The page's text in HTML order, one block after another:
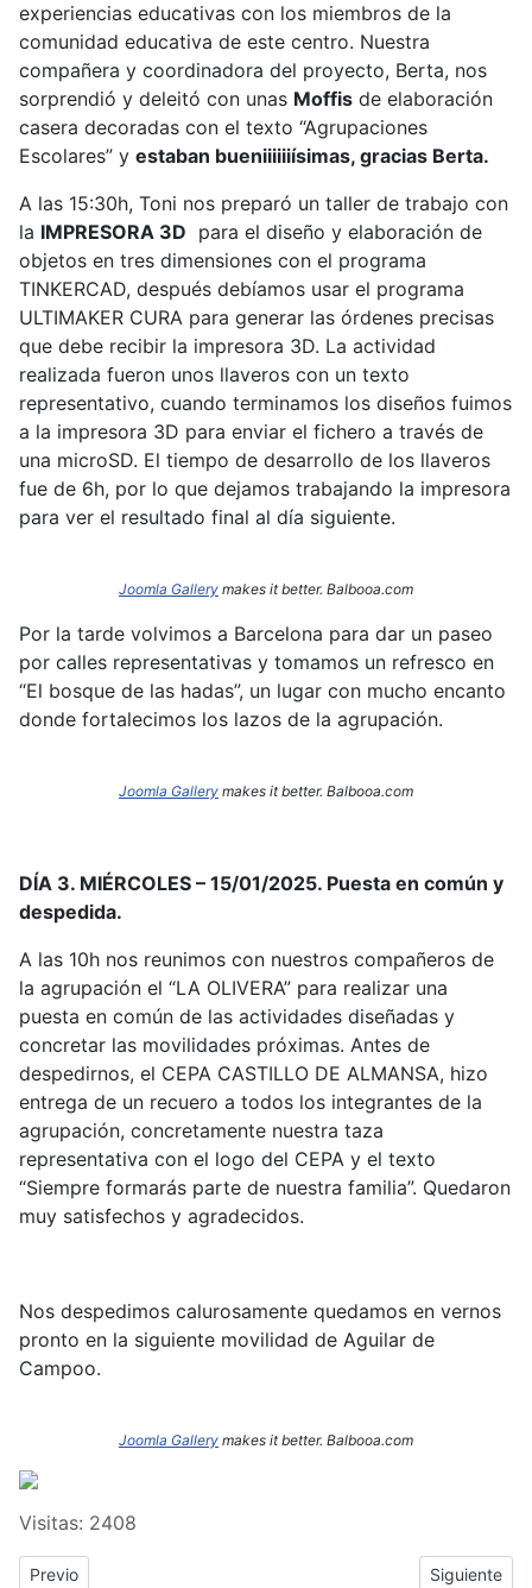
experiencias educativas con los miembros de la
comunidad educativa de este centro. Nuestra
compañera y coordinadora del proyecto, Berta, nos
sorprendió y deleitó con unas Moffis de elaboración
casera decoradas con el texto “Agrupaciones
Escolares” y estaban bueniiiiiiísimas, gracias Berta.
A las 15:30h, Toni nos preparó un taller de trabajo con
la IMPRESORA 3D para el diseño y elaboración de
objetos en tres dimensiones con el programa
TINKERCAD, después debíamos usar el programa
ULTIMAKER CURA para generar las órdenes precisas
que debe recibir la impresora 3D. La actividad
realizada fueron unos llaveros con un texto
representativo, cuando terminamos los diseños fuimos
a la impresora 3D para enviar el fichero a través de
una microSD. El tiempo de desarrollo de los llaveros
fue de 6h, por lo que dejamos trabajando la impresora
para ver el resultado final al día siguiente.
Joomla Gallery makes it better. Balbooa.com
Por la tarde volvimos a Barcelona para dar un paseo
por calles representativas y tomamos un refresco en
“El bosque de las hadas”, un lugar con mucho encanto
donde fortalecimos los lazos de la agrupación.
Joomla Gallery makes it better. Balbooa.com
DÍA 3. MIÉRCOLES – 15/01/2025. Puesta en común y
despedida.
A las 10h nos reunimos con nuestros compañeros de
la agrupación el “LA OLIVERA” para realizar una
puesta en común de las actividades diseñadas y
concretar las movilidades próximas. Antes de
despedirnos, el CEPA CASTILLO DE ALMANSA, hizo
entrega de un recuero a todos los integrantes de la
agrupación, concretamente nuestra taza
representativa con el logo del CEPA y el texto
“Siempre formarás parte de nuestra familia”. Quedaron
muy satisfechos y agradecidos.
Nos despedimos calurosamente quedamos en vernos
pronto en la siguiente movilidad de Aguilar de
Campoo.
Joomla Gallery makes it better. Balbooa.com
Visitas: 2408
Previous article: Lanzamos el concurso de logotipos para la
Previo Next article:
Siguiente